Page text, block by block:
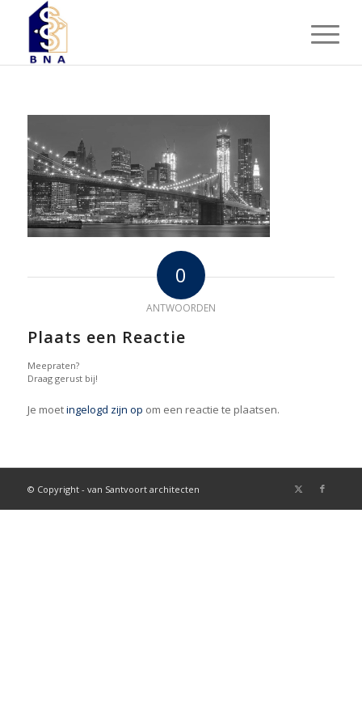
0
ANTWOORDEN
Plaats een Reactie
Meepraten?
Draag gerust bij!
Je moetingelogd zijn op om een reactie te plaatsen.
© Copyright - van Santvoort architecten